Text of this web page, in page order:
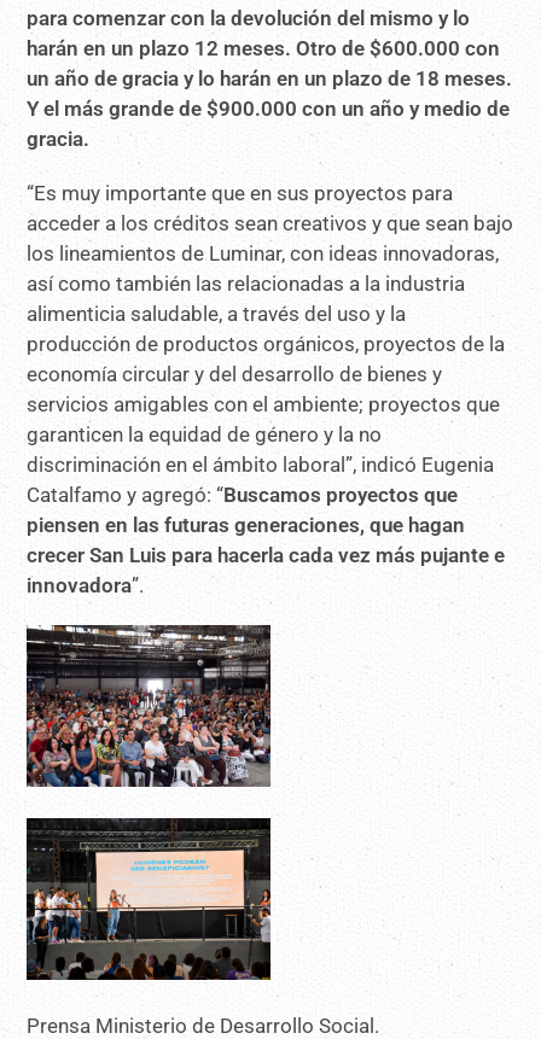
para comenzar con la devolución del mismo y lo
harán en un plazo 12 meses. Otro de $600.000 con
un año de gracia y lo harán en un plazo de 18 meses.
Y el más grande de $900.000 con un año y medio de
gracia.
“Es muy importante que en sus proyectos para
acceder a los créditos sean creativos y que sean bajo
los lineamientos de Luminar, con ideas innovadoras,
así como también las relacionadas a la industria
alimenticia saludable, a través del uso y la
producción de productos orgánicos, proyectos de la
economía circular y del desarrollo de bienes y
servicios amigables con el ambiente; proyectos que
garanticen la equidad de género y la no
discriminación en el ámbito laboral”, indicó Eugenia
Catalfamo y agregó: “Buscamos proyectos que
piensen en las futuras generaciones, que hagan
crecer San Luis para hacerla cada vez más pujante e
innovadora”.
Prensa Ministerio de Desarrollo Social.